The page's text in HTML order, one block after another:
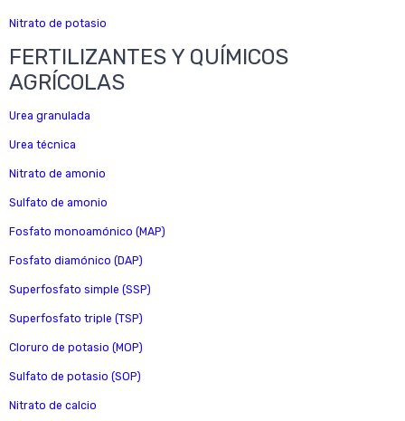
Nitrato de potasio
FERTILIZANTES Y QUÍMICOS
AGRÍCOLAS
Urea granulada
Urea técnica
Nitrato de amonio
Sulfato de amonio
Fosfato monoamónico (MAP)
Fosfato diamónico (DAP)
Superfosfato simple (SSP)
Superfosfato triple (TSP)
Cloruro de potasio (MOP)
Sulfato de potasio (SOP)
Nitrato de calcio